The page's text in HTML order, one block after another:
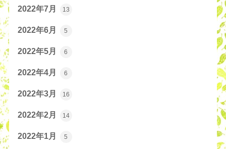
2022年7月 13
2022年6月 5
2022年5月 6
2022年4月 6
2022年3月 16
2022年2月 14
2022年1月 5